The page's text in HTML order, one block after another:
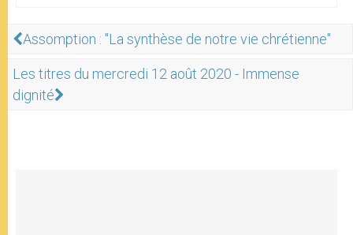
Assomption : "La synthèse de notre vie chrétienne"
Les titres du mercredi 12 août 2020 - Immense
dignité